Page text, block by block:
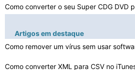
Como converter um SF2 para um VST
Artigos em destaque
Como remover um vírus sem usar
Como converter XML para CSV no